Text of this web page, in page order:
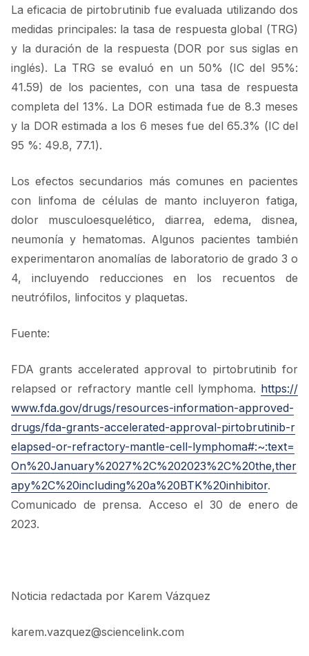
La eficacia de pirtobrutinib fue evaluada utilizando dos
medidas principales: la tasa de respuesta global (TRG)
y la duración de la respuesta (DOR por sus siglas en
inglés). La TRG se evaluó en un 50% (IC del 95%:
41.59) de los pacientes, con una tasa de respuesta
completa del 13%. La DOR estimada fue de 8.3 meses
y la DOR estimada a los 6 meses fue del 65.3% (IC del
95 %: 49.8, 77.1).
Los efectos secundarios más comunes en pacientes
con linfoma de células de manto incluyeron fatiga,
dolor musculoesquelético, diarrea, edema, disnea,
neumonía y hematomas. Algunos pacientes también
experimentaron anomalías de laboratorio de grado 3 o
4, incluyendo reducciones en los recuentos de
neutrófilos, linfocitos y plaquetas.
Fuente:
FDA grants accelerated approval to pirtobrutinib for
relapsed or refractory mantle cell lymphoma. https://
www.fda.gov/drugs/resources-information-approved-
drugs/fda-grants-accelerated-approval-pirtobrutinib-r
elapsed-or-refractory-mantle-cell-lymphoma#:~:text=
On%20January%2027%2C%202023%2C%20the,ther
apy%2C%20including%20a%20BTK%20inhibitor.
Comunicado de prensa. Acceso el 30 de enero de
2023.
Noticia redactada por Karem Vázquez
karem.vazquez@sciencelink.com